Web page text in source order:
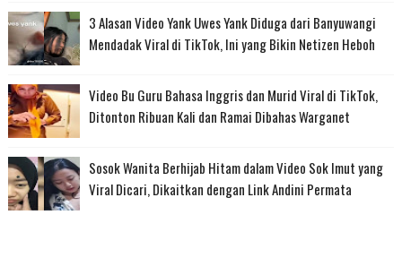
3 Alasan Video Yank Uwes Yank Diduga dari Banyuwangi
Mendadak Viral di TikTok, Ini yang Bikin Netizen Heboh
Video Bu Guru Bahasa Inggris dan Murid Viral di TikTok,
Ditonton Ribuan Kali dan Ramai Dibahas Warganet
Sosok Wanita Berhijab Hitam dalam Video Sok Imut yang
Viral Dicari, Dikaitkan dengan Link Andini Permata